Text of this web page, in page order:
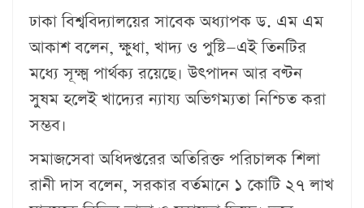
ঢাকা বিশ্ববিদ্যালয়ের সাবেক অধ্যাপক ড. এম এম
আকাশ বলেন, ক্ষুধা, খাদ্য ও পুষ্টি—এই তিনটির
মধ্যে সূক্ষ্ম পার্থক্য রয়েছে। উৎপাদন আর বণ্টন
সুষম হলেই খাদ্যের ন্যায্য অভিগম্যতা নিশ্চিত করা
সম্ভব।
সমাজসেবা অধিদপ্তরের অতিরিক্ত পরিচালক শিলা
রানী দাস বলেন, সরকার বর্তমানে ১ কোটি ২৭ লাখ